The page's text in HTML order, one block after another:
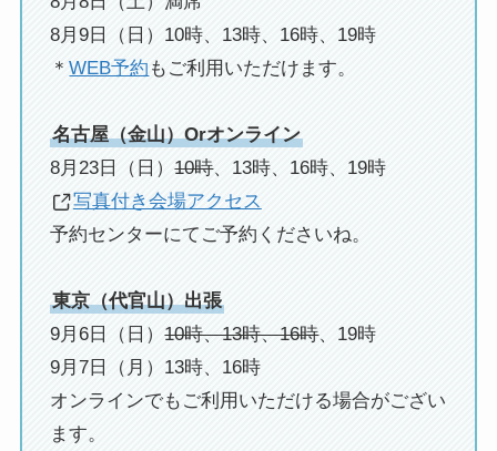
8月9日（日）10時、13時、16時、19時
＊WEB予約 もご利用いただけます。
名古屋（金山）Orオンライン
8月23日（日）10時、13時、16時、19時
写真付き会場アクセス
予約センターにてご予約くださいね。
東京（代官山）出張
9月6日（日）10時、13時、16時、19時
9月7日（月）13時、16時
オンラインでもご利用いただける場合がござい
ます。